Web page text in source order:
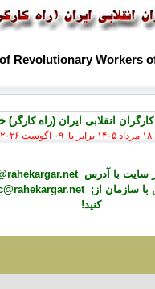
Revolutionary Workers
انقلابی ايران (راه
سايت با آدرس
با سازمان از;
کنید!